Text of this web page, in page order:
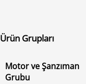
Ürün Grupları
Motor ve Şanzıman
Grubu